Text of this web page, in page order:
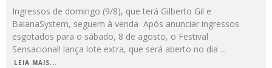
Ingressos de domingo (9/8), que terá Gilberto Gil e
BaianaSystem, seguem à venda Após anunciar ingressos
esgotados para o sábado, 8 de agosto, o Festival
Sensacional! lança lote extra, que será aberto no dia ...
LEIA MAIS...